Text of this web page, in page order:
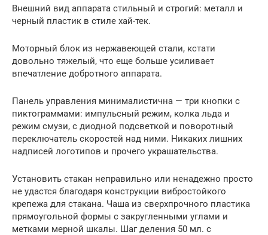
Внешний вид аппарата стильный и строгий: металл и
черный пластик в стиле хай-тек.
Моторный блок из нержавеющей стали, кстати
довольно тяжелый, что еще больше усиливает
впечатление добротного аппарата.
Панель управления минималистична — три кнопки с
пиктограммами: импульсный режим, колка льда и
режим смузи, с диодной подсветкой и поворотный
переключатель скоростей над ними. Никаких лишних
надписей логотипов и прочего украшательства.
Установить стакан неправильно или ненадежно просто
не удастся благодаря конструкции вибростойкого
крепежа для стакана. Чаша из сверхпрочного пластика
прямоугольной формы с закругленными углами и
метками мерной шкалы. Шаг деления 50 мл. с